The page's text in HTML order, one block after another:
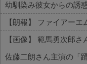
幼馴染み彼女からの誘